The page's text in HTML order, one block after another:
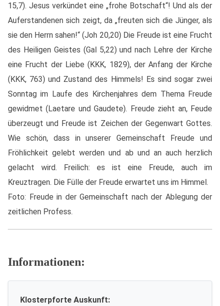
15,7). Jesus verkündet eine „frohe Botschaft“! Und als der
Auferstandenen sich zeigt, da „freuten sich die Jünger, als
sie den Herrn sahen!“ (Joh 20,20) Die Freude ist eine Frucht
des Heiligen Geistes (Gal 5,22) und nach Lehre der Kirche
eine Frucht der Liebe (KKK, 1829), der Anfang der Kirche
(KKK, 763) und Zustand des Himmels! Es sind sogar zwei
Sonntag im Laufe des Kirchenjahres dem Thema Freude
gewidmet (Laetare und Gaudete). Freude zieht an, Feude
überzeugt und Freude ist Zeichen der Gegenwart Gottes.
Wie schön, dass in unserer Gemeinschaft Freude und
Fröhlichkeit gelebt werden und ab und an auch herzlich
gelacht wird. Freilich: es ist eine Freude, auch im
Kreuztragen. Die Fülle der Freude erwartet uns im Himmel.
Foto: Freude in der Gemeinschaft nach der Ablegung der
zeitlichen Profess.
Informationen:
Klosterpforte Auskunft: